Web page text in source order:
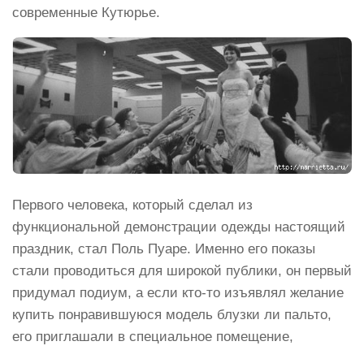
современные Кутюрье.
Первого человека, который сделал из
функциональной демонстрации одежды настоящий
праздник, стал Поль Пуаре. Именно его показы
стали проводиться для широкой публики, он первый
придумал подиум, а если кто-то изъявлял желание
купить понравившуюся модель блузки ли пальто,
его приглашали в специальное помещение,